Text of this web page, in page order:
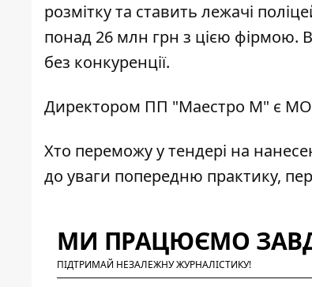
розмітку та ставить лежачі
понад 26 млн грн з цією фірмою.
без конкуренції.
Директором ПП "Маестро М" є
Хто переможу у тендері на
до уваги попередню практику,
МИ ПРАЦЮЄМО
ПІДТРИМАЙ НЕЗАЛЕЖНУ ЖУРНАЛІСТИКУ!